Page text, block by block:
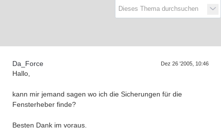
D
a
s
T
r
e
f
f
e
n
d
e
r
G
e
n
e
r
a
t
i
o
n
e
n
Da_Force Dez 26 '2005, 10:46
Hallo,
kann mir jemand sagen wo ich die Sicherungen für die
Fensterheber finde?
Besten Dank im voraus.